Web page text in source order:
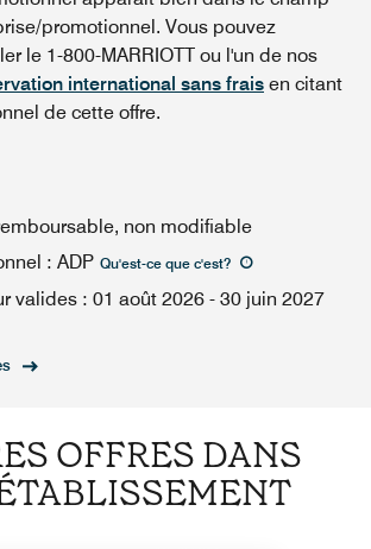
promotionnel. Vous pouvez
le 1-800-MARRIOTT ou l'un de nos
international sans frais en citant
de cette offre.
non modifiable
: ADP Qu'est-ce que c'est?
valides : 01 août 2026 - 30 juin 2027
OFFRES DANS